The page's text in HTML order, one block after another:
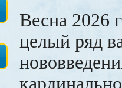
Весна 2026
целый ряд